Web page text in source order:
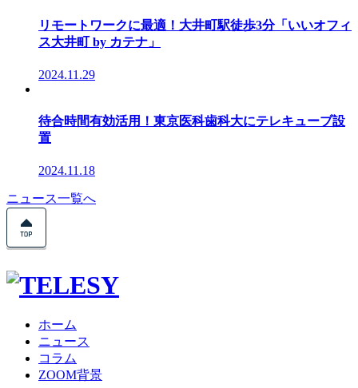
リモートワークに最適！大井町駅徒歩3分「いいオフィ
ス大井町 by カテナ」
2024.11.29
待合時間有効活用！東京医科歯科大にテレキューブ設
置
2024.11.18
ニュース一覧へ
ホーム
ニュース
コラム
ZOOM背景